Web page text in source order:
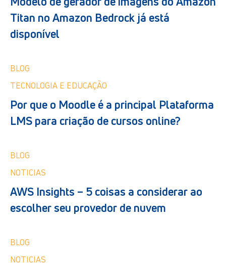
Titan no Amazon Bedrock já está
disponível
BLOG
TECNOLOGIA E EDUCAÇÃO
Por que o Moodle é a principal Plataforma
LMS para criação de cursos online?
BLOG
NOTICIAS
AWS Insights – 5 coisas a considerar ao
escolher seu provedor de nuvem
BLOG
NOTICIAS